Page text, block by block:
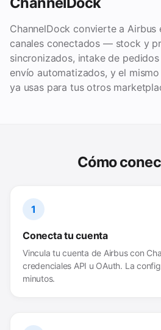
ChannelDock convierte a Airbus
canales conectados — stock y
sincronizados, intake de
envío automatizados, y el
ya usas para tus otros
Cómo
1
Conecta tu cuenta
Vincula tu cuenta de Airbus con
credenciales API u OAuth. La
minutos.